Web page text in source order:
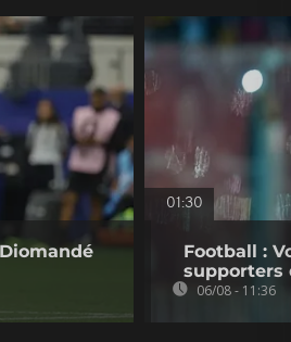
01:30
Football :
supporters
06/08 - 11:36